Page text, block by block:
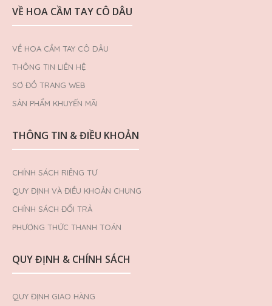
VỀ HOA CẦM TAY CÔ DÂU
VỀ HOA CẦM TAY CÔ DÂU
THÔNG TIN LIÊN HỆ
SƠ ĐỒ TRANG WEB
SẢN PHẨM KHUYẾN MÃI
THÔNG TIN & ĐIỀU KHOẢN
CHÍNH SÁCH RIÊNG TƯ
QUY ĐỊNH VÀ ĐIỀU KHOẢN CHUNG
CHÍNH SÁCH ĐỔI TRẢ
PHƯƠNG THỨC THANH TOÁN
QUY ĐỊNH & CHÍNH SÁCH
QUY ĐỊNH GIAO HÀNG